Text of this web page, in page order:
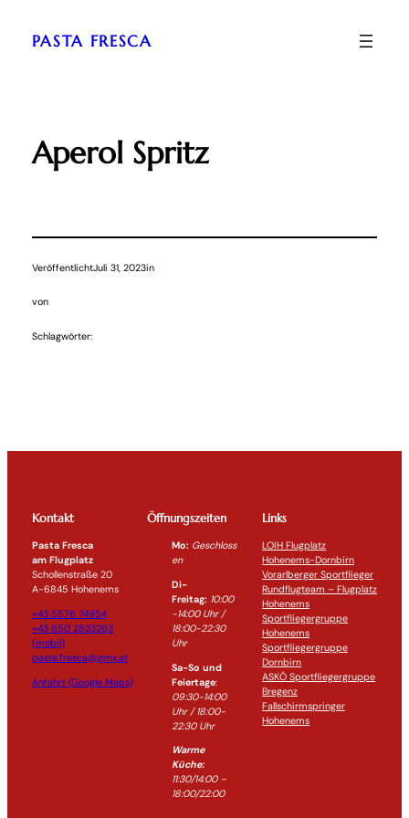
Inhalt
springen
PASTA FRESCA
Aperol Spritz
VeröffentlichtJuli 31, 2023in
von
Schlagwörter:
Kontakt
Pasta Fresca
am Flugplatz
Schollenstraße 20
A-6845 Hohenems
+43 5576 74954
+43 650 2833263
(mobil)
pasta.fresca@gmx.at
Anfahrt (Google Maps)
Öffnungszeiten
Mo: Geschloss
en
Di-
Freitag: 10:00
-14:00 Uhr /
18:00-22:30
Uhr
Sa-So und
Feiertage:
09:30-14:00
Uhr / 18:00-
22:30Uhr
Warme
Küche:
11:30/14:00 –
18:00/22:00
Links
LOIH Flugplatz
Hohenems-Dornbirn
Vorarlberger Sportflieger
Rundflugteam – Flugplatz
Hohenems
Sportfliegergruppe
Hohenems
Sportfliegergruppe
Dornbirn
ASKÖ Sportfliegergruppe
Bregenz
Fallschirmspringer
Hohenems